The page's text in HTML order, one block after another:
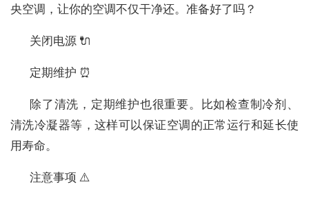
央空调，让你的空调不仅干净还。准备好了吗？
关闭电源 🔌
定期维护 ⏰
除了清洗，定期维护也很重要。比如检查制冷剂、
清洗冷凝器等，这样可以保证空调的正常运行和延长使
用寿命。
注意事项 ⚠️